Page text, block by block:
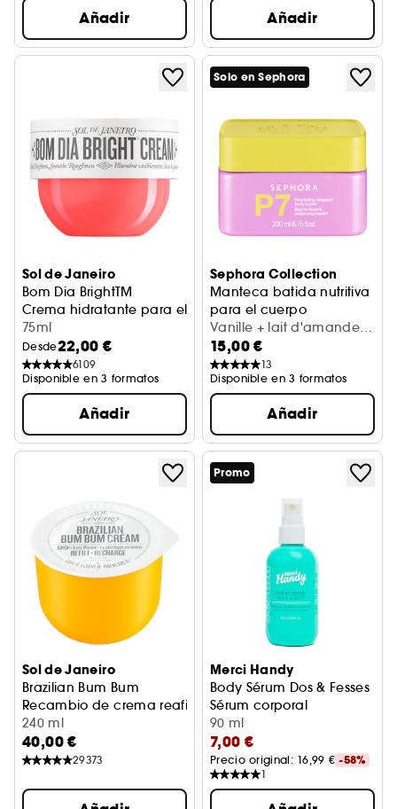
Añadir Añadir
Sol de Janeiro
Bom Dia BrightTM
Crema hidratante para el cuerpo
75ml
Desde22,00 €
6109
Disponible en 3 formatos
Añadir
Solo en Sephora
Sephora Collection
Manteca batida nutritiva
para el cuerpo
Hidratación 24H
Vanille + lait d'amande
(200 ml)
15,00 €
13
Disponible en 3 formatos
Añadir
Sol de Janeiro
Brazilian Bum Bum
Recambio de crema reafirmante y suavizante
240 ml
40,00 €
29373
Promo
Merci Handy
Body Sérum Dos & Fesses
Sérum corporal
90 ml
7,00 €
Precio original: 16,99 € -58%
1